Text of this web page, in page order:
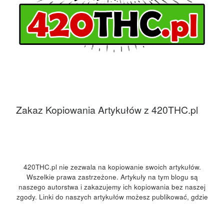
Zakaz Kopiowania Artykułów z 420THC.pl
420THC.pl nie zezwala na kopiowanie swoich artykułów.
Wszelkie prawa zastrzeżone. Artykuły na tym blogu są
naszego autorstwa i zakazujemy ich kopiowania bez naszej
zgody. Linki do naszych artykułów możesz publikować, gdzie